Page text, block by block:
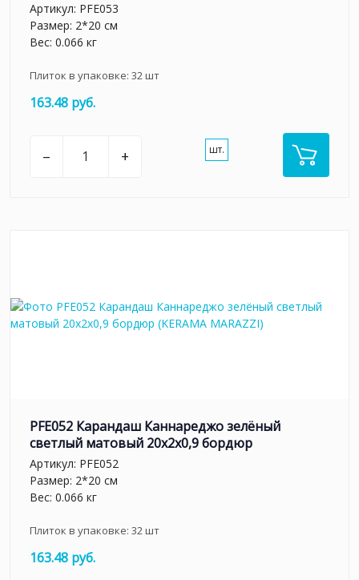
Артикул: PFE053
Размер: 2*20 см
Вес: 0.066 кг
Плиток в упаковке: 32шт
163.48 руб.
– + шт.
PFE052 Карандаш Каннареджо зелёный
светлый матовый 20x2x0,9 бордюр
Артикул: PFE052
Размер: 2*20 см
Вес: 0.066 кг
Плиток в упаковке: 32шт
163.48 руб.